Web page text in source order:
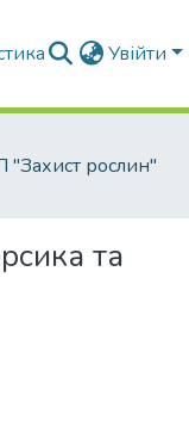
Увійти
рослин"
та